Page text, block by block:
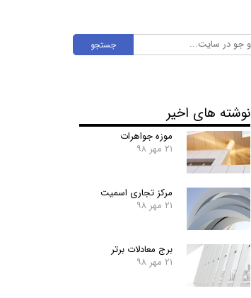
جستجو
نوشته های اخیر
موزه جواهرات
۲۱ مهر ۹۸
مرکز تجاری اسمیت
۲۱ مهر ۹۸
برج معادلات برتر
۲۱ مهر ۹۸